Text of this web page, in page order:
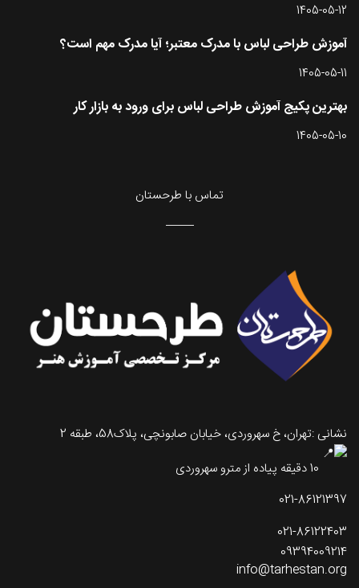
1405-05-12
آموزش طراحی لباس با مدرک معتبر؛ آیا مدرک مهم است؟
1405-05-11
بهترین پکیج آموزش طراحی لباس برای ورود به بازار کار
1405-05-10
تماس با طرحستان
نشانی :تهران، خ سهروردی، خیابان صابونچی، پلاک58، طبقه 2
021-86121397
021-86122403
09394009214
info@tarhestan.org